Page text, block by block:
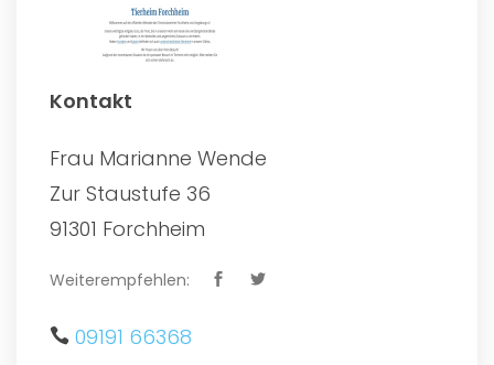
Kontakt
Frau Marianne Wende
Zur Staustufe 36
91301 Forchheim
Weiterempfehlen:
09191 66368